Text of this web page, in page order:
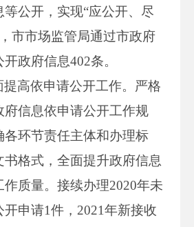
公开，实现“应公开、尽
市市场监管局通过市政府
政府信息402条。
提高依申请公开工作。严格
府信息依申请公开工作规
各环节责任主体和办理标
书格式，全面提升政府信息
质量。接续办理2020年未
申请1件，2021年新接收